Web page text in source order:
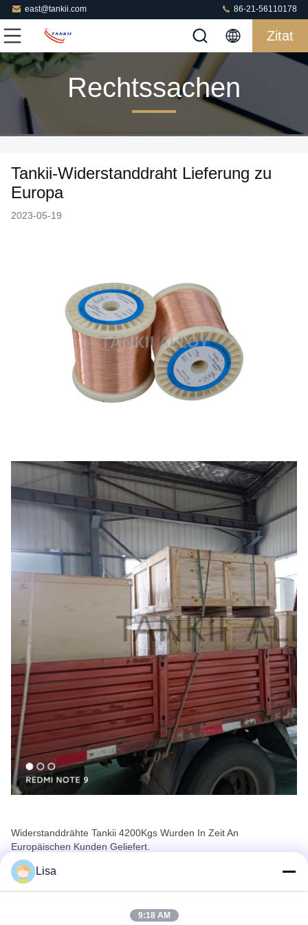
east@tankii.com 86-21-56110178
Zitat
Rechtssachen
Tankii-Widerstanddraht Lieferung zu
Europa
2023-05-19
Widerstanddrähte Tankii 4200Kgs Wurden In Zeit An
Europäischen Kunden Geliefert.
Tankii-Kupferlegierungsdraht, FeCrAl-Legierungsdraht, NiCr-
Legierungsdraht Sind Die Populärsten Produkte.
Lisa
9:18 AM